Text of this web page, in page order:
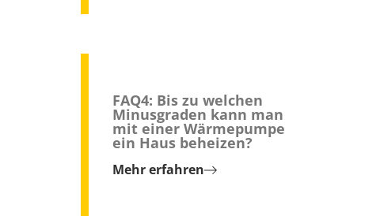
FAQ4: Bis zu welchen
Minusgraden kann man
mit einer Wärmepumpe
ein Haus beheizen?
Mehr erfahren